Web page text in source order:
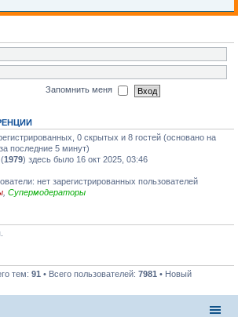
Запомнить меня
0 скрытых и 8 гостей (основано на
последние 5 минут)
1979) здесь было 16 окт 2025, 03:46
нет зарегистрированных пользователей
Супермодераторы
тем: 91 • Всего пользователей: 7981 • Новый